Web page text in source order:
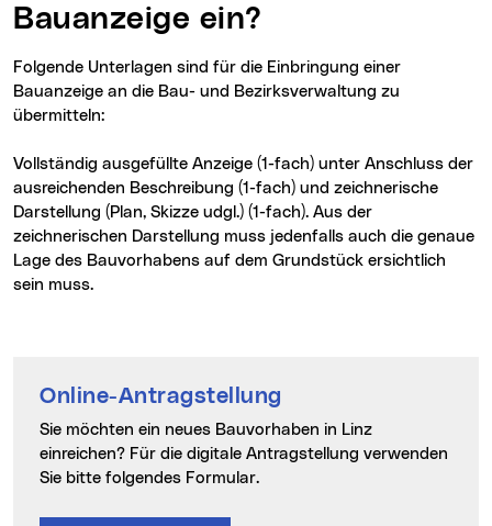
Bauanzeige ein?
Folgende Unterlagen sind für die Einbringung einer
Bauanzeige an die Bau- und Bezirksverwaltung zu
übermitteln:
Vollständig ausgefüllte Anzeige (1-fach) unter Anschluss der
ausreichenden Beschreibung (1-fach) und zeichnerische
Darstellung (Plan, Skizze udgl.) (1-fach). Aus der
zeichnerischen Darstellung muss jedenfalls auch die genaue
Lage des Bauvorhabens auf dem Grundstück ersichtlich
sein muss.
Online-Antragstellung
Sie möchten ein neues Bauvorhaben in Linz
einreichen? Für die digitale Antragstellung verwenden
Sie bitte folgendes Formular.